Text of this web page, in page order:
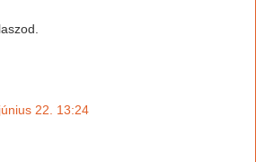
22. 13:24